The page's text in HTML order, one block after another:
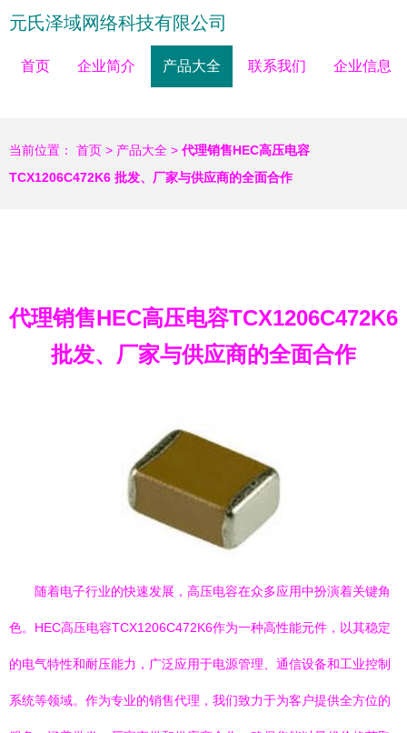
元氏泽域网络科技有限公司
首页 企业简介 产品大全 联系我们 企业信息
当前位置： 首页 > 产品大全 > 代理销售HEC高压电容
TCX1206C472K6 批发、厂家与供应商的全面合作
代理销售HEC高压电容TCX1206C472K6
批发、厂家与供应商的全面合作
随着电子行业的快速发展，高压电容在众多应用中扮演着关键角
色。HEC高压电容TCX1206C472K6作为一种高性能元件，以其稳定
的电气特性和耐压能力，广泛应用于电源管理、通信设备和工业控制
系统等领域。作为专业的销售代理，我们致力于为客户提供全方位的